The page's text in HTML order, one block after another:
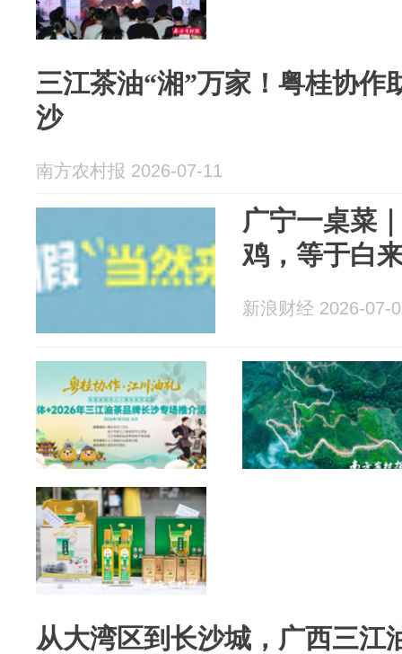
三江茶油“湘”万家！粤桂协作
沙
南方农村报 2026-07-11
广宁一桌菜
鸡，等于白
新浪财经 2026-07-
从大湾区到长沙城，广西三江